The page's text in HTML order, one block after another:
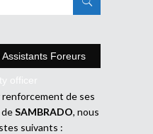
Foreurs
officer
renforcement de ses
SAMBRADO, nous
suivants :